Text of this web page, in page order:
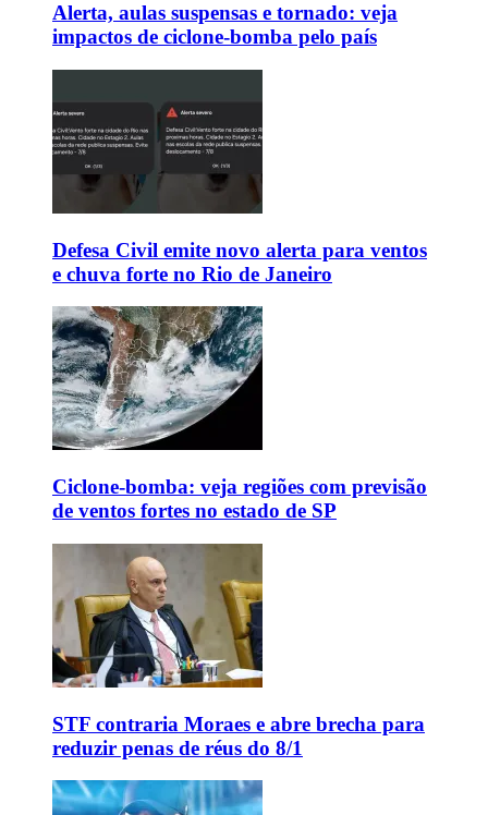
Alerta, aulas suspensas e tornado: veja
impactos de ciclone-bomba pelo país
Defesa Civil emite novo alerta para ventos
e chuva forte no Rio de Janeiro
Ciclone-bomba: veja regiões com previsão
de ventos fortes no estado de SP
STF contraria Moraes e abre brecha para
reduzir penas de réus do 8/1